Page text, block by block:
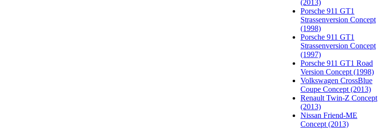
(2013)
Porsche 911 GT1
Strassenversion Concept
(1998)
Porsche 911 GT1
Strassenversion Concept
(1997)
Porsche 911 GT1 Road
Version Concept (1998)
Volkswagen CrossBlue
Coupe Concept (2013)
Renault Twin-Z Concept
(2013)
Nissan Friend-ME
Concept (2013)